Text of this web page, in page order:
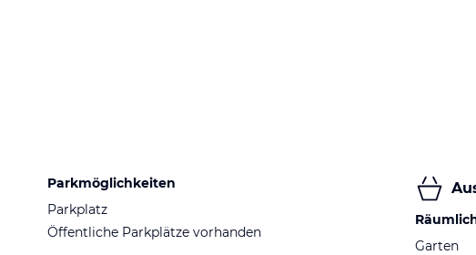
Parkmöglichkeiten
Parkplatz
Öffentliche Parkplätze vorhanden
Garten